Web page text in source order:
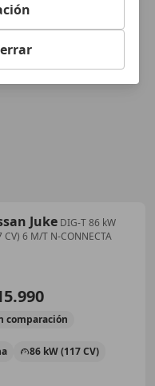
Juke DIG-T 86 kW
CV) 6 M/T N-CONNECTA
comparación
86 kW (117 CV)